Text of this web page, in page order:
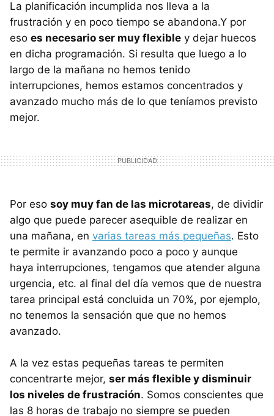
La planificación incumplida nos lleva a la
frustración y en poco tiempo se abandona.Y por
eso es necesario ser muy flexible y dejar huecos
en dicha programación. Si resulta que luego a lo
largo de la mañana no hemos tenido
interrupciones, hemos estamos concentrados y
avanzado mucho más de lo que teníamos previsto
mejor.
Por eso soy muy fan de las microtareas, de dividir
algo que puede parecer asequible de realizar en
una mañana, en varias tareas más pequeñas. Esto
te permite ir avanzando poco a poco y aunque
haya interrupciones, tengamos que atender alguna
urgencia, etc. al final del día vemos que de nuestra
tarea principal está concluida un 70%, por ejemplo,
no tenemos la sensación que que no hemos
avanzado.
A la vez estas pequeñas tareas te permiten
concentrarte mejor, ser más flexible y disminuir
los niveles de frustración. Somos conscientes que
las 8 horas de trabajo no siempre se pueden